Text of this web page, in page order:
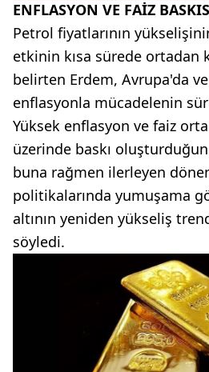
ENFLASYON VE FAİZ
Petrol fiyatlarının
etkinin kısa sürede ortadan
belirten Erdem, Avrupa'da
enflasyonla mücadelenin
Yüksek enflasyon ve faiz
üzerinde baskı
buna rağmen ilerleyen
politikalarında yumuşama
altının yeniden yükseliş
söyledi.